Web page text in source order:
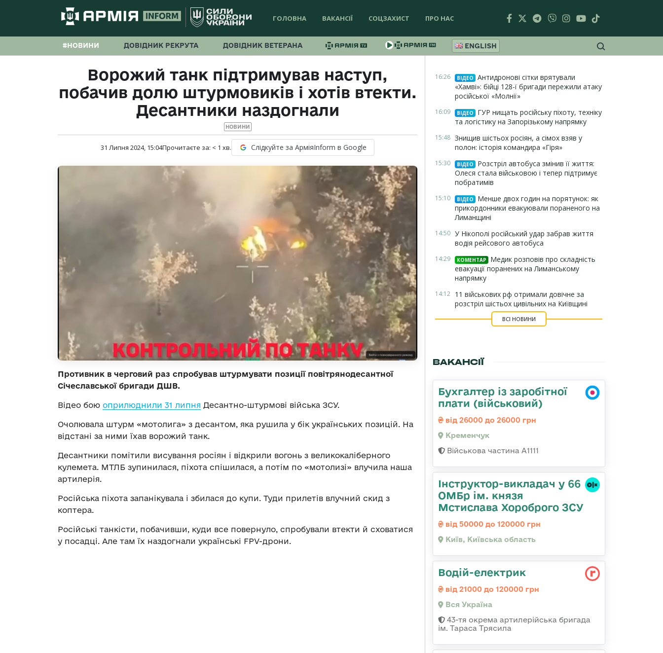
ГОЛОВНА ВАКАНСІЇ СОЦЗАХИСТ ПРО НАС
#НОВИНИ ДОВІДНИК РЕКРУТА ДОВІДНИК ВЕТЕРАНА ENGLISH
Ворожий танк підтримував наступ,
побачив долю штурмовиків і хотів втекти.
Десантники наздогнали
НОВИНИ
31 Липня 2024, 15:04Прочитаєте за: < 1 хв. Слідкуйте за АрміяInform в Google
Противник в черговий раз спробував штурмувати позиції повітрянодесантної
Січеславської бригади ДШВ.
Відео бою оприлюднили 31 липня Десантно-штурмові війська ЗСУ.
Очолювала штурм «мотолига» з десантом, яка рушила у бік українських позицій. На
відстані за ними їхав ворожий танк.
Десантники помітили висування росіян і відкрили вогонь з великокаліберного
кулемета. МТЛБ зупинилася, піхота спішилася, а потім по «мотолизі» влучила наша
артилерія.
Російська піхота запанікувала і збилася до купи. Туди прилетів влучний скид з
коптера.
Російські танкісти, побачивши, куди все повернуло, спробували втекти й сховатися
у посадці. Але там їх наздогнали українські FPV-дрони.
16:26 ВІДЕО
Антидронові сітки врятували
«Хамві»: бійці 128-ї бригади пережили атаку
російської «Молнії»
16:09 ВІДЕО
ГУР нищать російську піхоту, техніку
та логістику на Запорізькому напрямку
15:48 Знищив шістьох росіян, а сімох взяв у
полон: історія командира «Гіря»
15:30 ВІДЕО
Розстріл автобуса змінив її життя:
Олеся стала військовою і тепер підтримує
побратимів
15:10 ВІДЕО
Менше двох годин на порятунок: як
прикордонники евакуювали пораненого на
Лиманщині
14:50 У Нікополі російський удар забрав життя
водія рейсового автобуса
14:29 КОМЕНТАР
Медик розповів про складність
евакуації поранених на Лиманському
напрямку
14:12 11 військових рф отримали довічне за
розстріл шістьох цивільних на Київщині
ВСІ НОВИНИ
ВАКАНСІЇ
Бухгалтер із заробітної
плати (військовий)
від 26000 до 26000 грн
Кременчук
Військова частина А1111
Інструктор-викладач у 66
ОМБр ім. князя
Мстислава Хороброго ЗСУ
від 50000 до 120000 грн
Київ, Київська область
Водій-електрик
від 21000 до 120000 грн
Вся Україна
43-тя окрема артилерійська бригада
ім. Тараса Трясила